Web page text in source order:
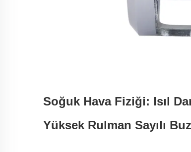
Soğuk Hava Fiziği: Isıl
Yüksek Rulman Sayılı Buz